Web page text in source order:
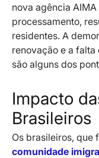
nova agência
processamento,
residentes. A
renovação e a
são alguns dos
Impacto
Brasileiros
Os brasileiros, que
comunidade